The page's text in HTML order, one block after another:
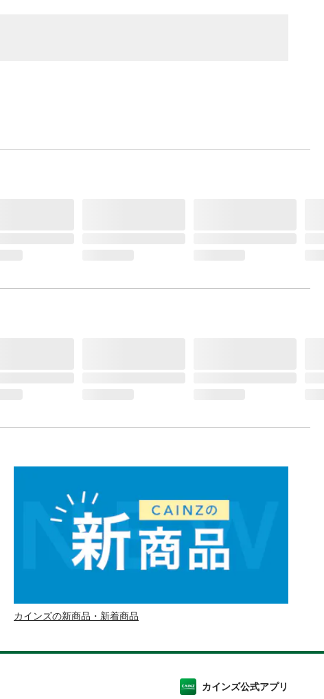
カインズの新商品・新着商品
カインズ公式アプリ